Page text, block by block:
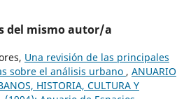
del mismo autor/a
Una revisión de las principales
sobre el análisis urbano , ANUARIO
HISTORIA, CULTURA Y